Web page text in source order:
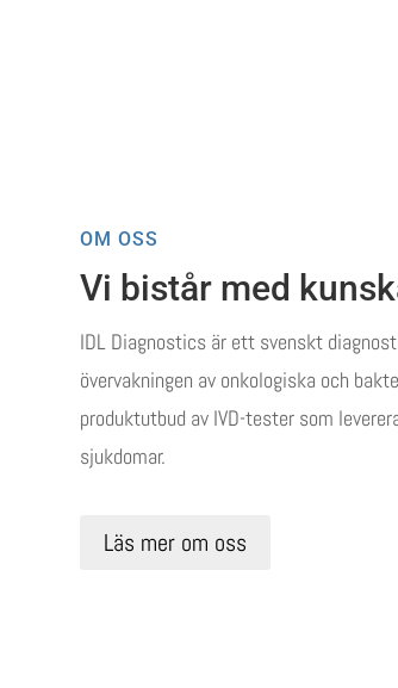
OM OSS
Vi bistår med
IDL Diagnostics är ett svenskt
övervakningen av onkologiska och
produktutbud av IVD-tester som
sjukdomar.
Läs mer om oss